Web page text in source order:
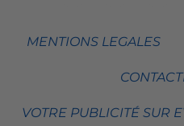
MENTIONS LEGALES
VOTRE PUBLICITÉ SUR